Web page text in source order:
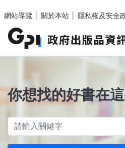
網站導覽
關於本站 隱私權及安全
你想找的好書在這